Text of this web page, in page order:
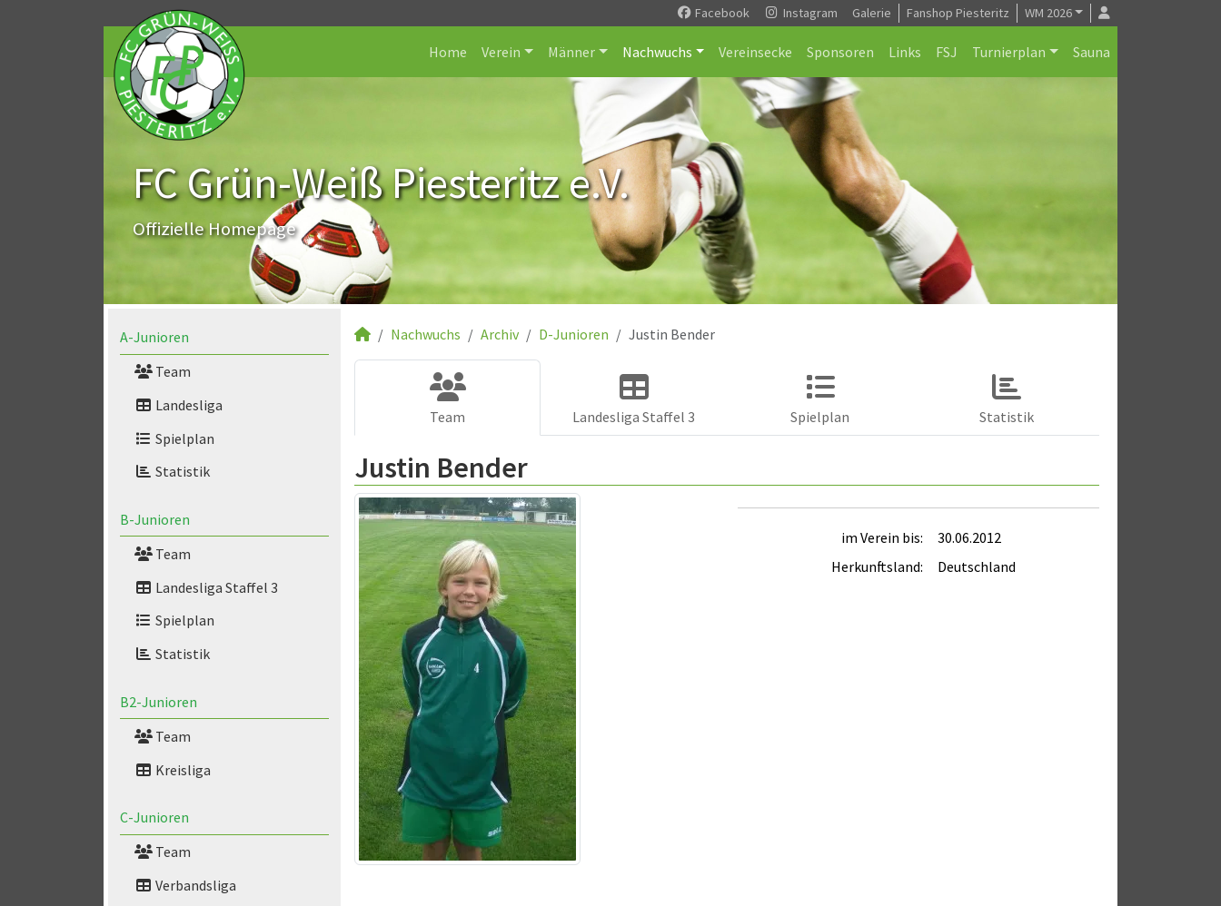
Facebook Instagram Galerie Fanshop Piesteritz WM 2026
Home Verein Männer Nachwuchs Vereinsecke Sponsoren Links FSJ Turnierplan Sauna
FC Grün-Weiß Piesteritz e.V.
Offizielle Homepage
A-Junioren
Team
Landesliga
Spielplan
Statistik
B-Junioren
Team
Landesliga Staffel 3
Spielplan
Statistik
B2-Junioren
Team
Kreisliga
C-Junioren
Team
Verbandsliga
Nachwuchs Archiv D-Junioren Justin Bender
Team Landesliga Staffel 3 Spielplan Statistik
Justin Bender
im Verein bis:
30.06.2012
Herkunftsland:
Deutschland